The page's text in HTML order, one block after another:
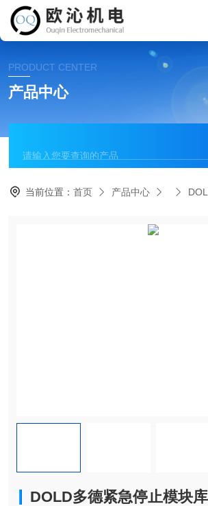
PRODUCT CENTER
产品中心
当前位置：首页 产品中心
DOLD多德紧急停止模块